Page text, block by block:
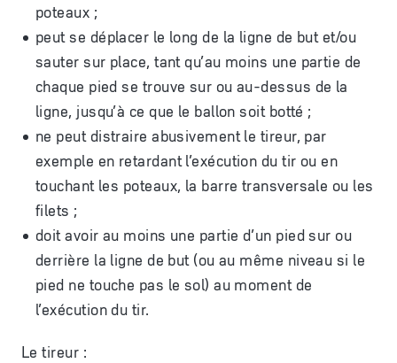
poteaux ;
peut se déplacer le long de la ligne de but et/ou
sauter sur place, tant qu’au moins une partie de
chaque pied se trouve sur ou au-dessus de la
ligne, jusqu’à ce que le ballon soit botté ;
ne peut distraire abusivement le tireur, par
exemple en retardant l’exécution du tir ou en
touchant les poteaux, la barre transversale ou les
filets ;
doit avoir au moins une partie d’un pied sur ou
derrière la ligne de but (ou au même niveau si le
pied ne touche pas le sol) au moment de
l’exécution du tir.
Le tireur :